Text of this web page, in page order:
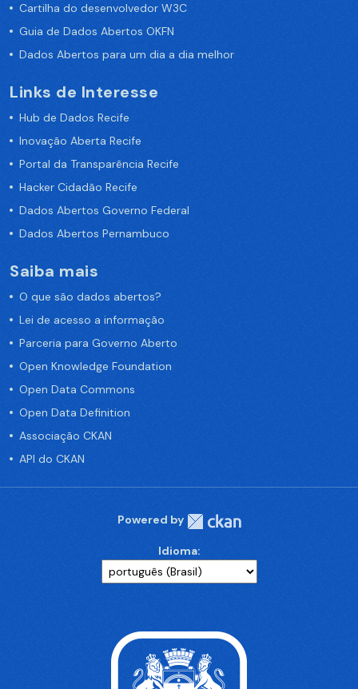
Cartilha do desenvolvedor W3C
Guia de Dados Abertos OKFN
Dados Abertos para um dia a dia melhor
Links de Interesse
Hub de Dados Recife
Inovação Aberta Recife
Portal da Transparência Recife
Hacker Cidadão Recife
Dados Abertos Governo Federal
Dados Abertos Pernambuco
Saiba mais
O que são dados abertos?
Lei de acesso a informação
Parceria para Governo Aberto
Open Knowledge Foundation
Open Data Commons
Open Data Definition
Associação CKAN
API do CKAN
Powered by
Idioma